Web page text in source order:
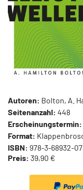
Autoren: Bolton, A.
Seitenanzahl: 448
Erscheinungstermin:
Format:
ISBN: 978-3-68932-
Preis: 39,90 €